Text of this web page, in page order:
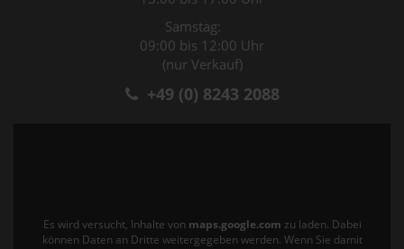
Samstag:
09:00 bis 12:00 Uhr
(nur Verkauf)
+49 (0) 8243 2088
Es wird versucht, Inhalte von maps.google.com zu laden. Dabei
können Daten an Dritte weitergegeben werden. Wenn Sie damit